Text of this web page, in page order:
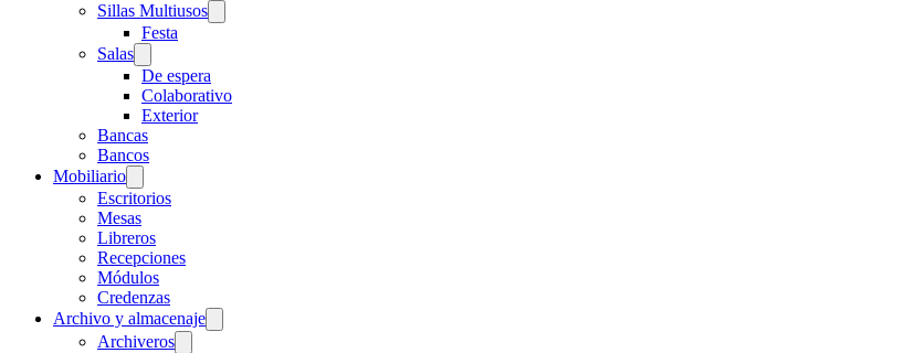
Sillas Multiusos
Festa
Salas
De espera
Colaborativo
Exterior
Bancas
Bancos
Mobiliario
Escritorios
Mesas
Libreros
Recepciones
Módulos
Credenzas
Archivo y almacenaje
Archiveros